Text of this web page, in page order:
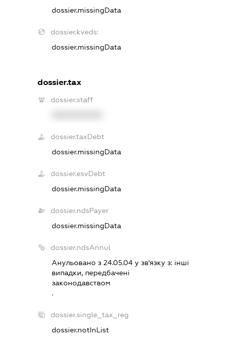
dossier.missingData
dossier.kveds:
dossier.missingData
dossier.tax
dossier.staff
dossier.taxDebt
dossier.missingData
dossier.esvDebt
dossier.missingData
dossier.ndsPayer
dossier.missingData
dossier.ndsAnnul
Анульовано з 24.05.04 у зв'язку з: iншi
випадки, передбаченi
законодавством
.
dossier.single_tax_reg
dossier.notInList